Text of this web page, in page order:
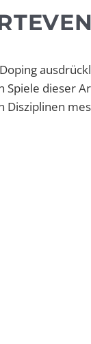
Spiele dieser
Disziplinen